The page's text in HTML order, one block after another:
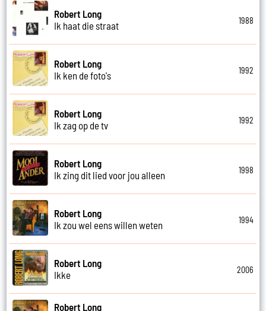
Robert Long
Ik haat die straat
1988
Robert Long
Ik ken de foto's
1992
Robert Long
Ik zag op de tv
1992
Robert Long
Ik zing dit lied voor jou alleen
1998
Robert Long
Ik zou wel eens willen weten
1994
Robert Long
Ikke
2006
Robert Long